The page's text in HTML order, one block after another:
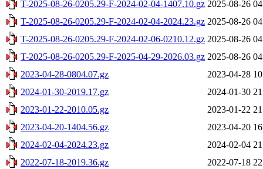
T-2025-08-26-0205.29-F-2024-02-04-1407.10.gz 2025-08-26
T-2025-08-26-0205.29-F-2024-02-04-2024.23.gz 2025-08-26
T-2025-08-26-0205.29-F-2024-02-06-0210.12.gz 2025-08-26
T-2025-08-26-0205.29-F-2025-04-29-2026.03.gz 2025-08-26
2023-04-28-0804.07.gz
2023-04-28
2024-01-30-2019.17.gz
2024-01-30
2023-01-22-2010.05.gz
2023-01-22
2023-04-20-1404.56.gz
2023-04-20
2024-02-04-2024.23.gz
2024-02-04
2022-07-18-2019.36.gz
2022-07-18